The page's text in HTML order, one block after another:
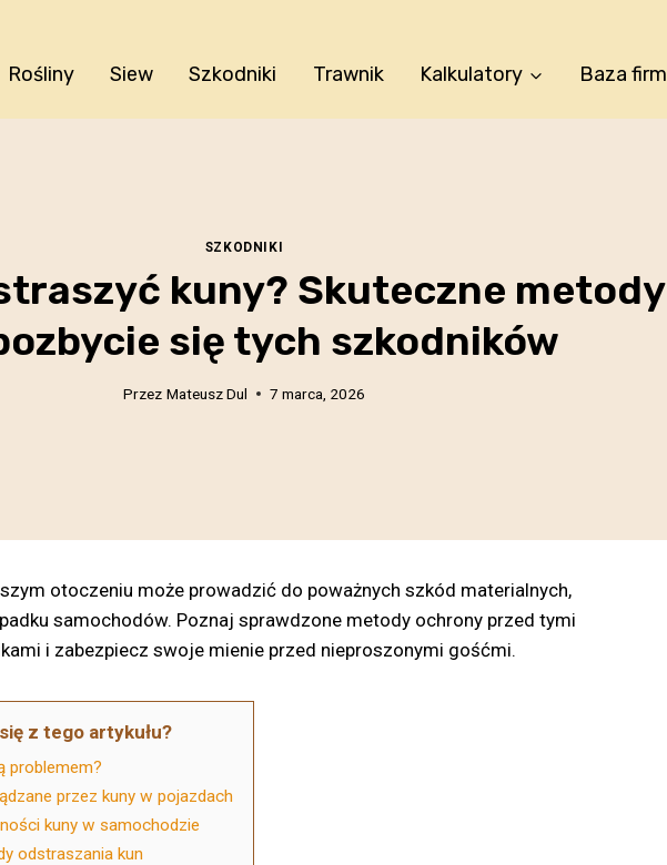
Rośliny Siew Szkodniki Trawnik Kalkulatory Baza firm
SZKODNIKI
kuny? Skuteczne metody
się tych szkodników
Przez Mateusz Dul 7 marca, 2026
otoczeniu może prowadzić do poważnych szkód materialnych,
samochodów. Poznaj sprawdzone metody ochrony przed tymi
i zabezpiecz swoje mienie przed nieproszonymi gośćmi.
z tego artykułu?
problemem?
przez kuny w pojazdach
kuny w samochodzie
odstraszania kun